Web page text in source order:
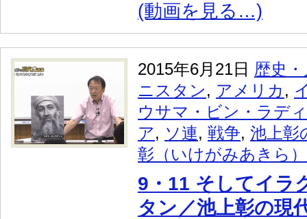
(動画を見る…)
2015年6月21日 歴史
ニスタン, アメリカ ,
ウサマ・ビン・ラデ
ア, ソ連, 戦争, 池上彰
彰（いけがみあきら）
9・11 そしてイラ
タン／池上彰の現